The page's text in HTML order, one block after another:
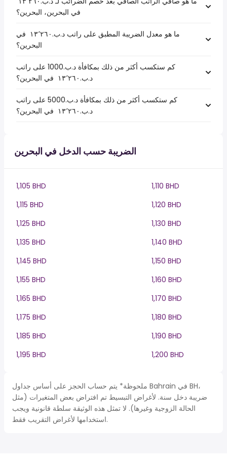
في البحرين، البحرين؟
ما هو معدل الضريبة المطبق على راتب د.ب.‏١٣٬٢٦٠ ‏ في
البحرين؟
كم ستكسب أكثر من ذلك بمكافأة د.ب.1000 على راتب
د.ب.‏١٣٬٢٦٠ ‏ في البحرين؟
كم ستكسب أكثر من ذلك بمكافأة د.ب.5000 على راتب
د.ب.‏١٣٬٢٦٠ ‏ في البحرين؟
الضريبة حسب الدخل في البحرين
1,105 BHD
1,110 BHD
1,115 BHD
1,120 BHD
1,125 BHD
1,130 BHD
1,135 BHD
1,140 BHD
1,145 BHD
1,150 BHD
1,155 BHD
1,160 BHD
1,165 BHD
1,170 BHD
1,175 BHD
1,180 BHD
1,185 BHD
1,190 BHD
1,195 BHD
1,200 BHD
ملحوظة* يتم حساب الحجز على أساس جداول Bahrain في BH،
ضريبة دخل سنة. لأغراض التبسيط تم افتراض بعض المتغيرات (مثل
الحالة الزوجية وغيرها). لا تمثل هذه الوثيقة سلطة قانونية ويجب
استخدامها لأغراض التقريب فقط.